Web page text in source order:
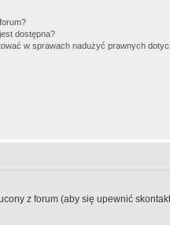
dostępna?
w sprawach nadużyć prawnych
z forum (aby się upewnić